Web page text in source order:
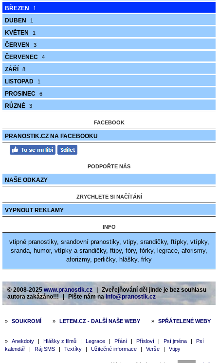
BŘEZEN 1
DUBEN 1
KVĚTEN 1
ČERVEN 3
ČERVENEC 4
ZÁŘÍ 8
LISTOPAD 1
PROSINEC 6
RŮZNÉ 3
FACEBOOK
PRANOSTIK.CZ NA FACEBOOKU
PODPOŘTE NÁS
NAŠE ODKAZY
ZRYCHLETE SI NAČÍTÁNÍ
VYPNOUT REKLAMY
INFO
vtipné pranostiky, srandovní pranostiky, vtipy, srandičky, ftípky, vtípky,
sranda, humor, vtípky a srandičky, ftipy, fóry, fórky, legrace, aforismy,
aforizmy, perličky, hlášky, frky
© 2008-2025 www.pranostik.cz
Zveřejňování děl jinde je bez souhlasu
autora zakázáno!!! | Pište nám nainfo@pranostik.cz
» SOUKROMÍ » LETEM.CZ - DALŠÍ NAŠE WEBY » SPŘÁTELENÉ WEBY
» Anekdoty | Hlášky z filmů | Legrace | Přání | Přísloví | Psí jména |
Psí
kalendář
| Ráj SMS | Textíky | Užitečné informace | Verše | Vtipy